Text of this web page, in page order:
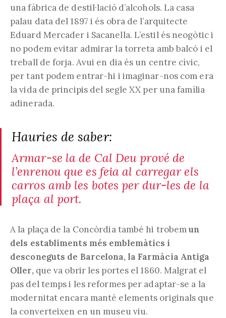
una fàbrica de destil·lació d’alcohols. La casa
palau data del 1897 i és obra de l’arquitecte
Eduard Mercader i Sacanella. L’estil és neogòtic i
no podem evitar admirar la torreta amb balcó i el
treball de forja. Avui en dia és un centre cívic,
per tant podem entrar-hi i imaginar-nos com era
la vida de principis del segle XX per una família
adinerada.
Hauries de saber:
Armar-se la de Cal Deu prové de
l’enrenou que es feia al carregar els
carros amb les botes per dur-les de la
plaça al port.
A la plaça de la Concòrdia també hi trobemun
dels establiments més emblemàtics i
desconeguts de Barcelona, la Farmàcia Antiga
Oller,que va obrir les portes el 1860. Malgrat el
pas del temps i les reformes per adaptar-se a la
modernitat encara manté elements originals que
la converteixen en un museu viu.